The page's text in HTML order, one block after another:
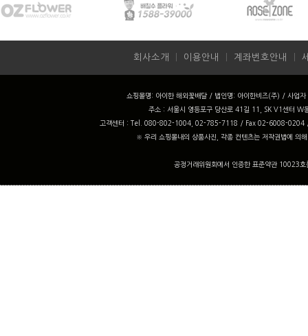
회사소개 이용안내 계좌번호안내
쇼핑몰명: 아이한 해외꽃배달 / 법인명: 아이한비즈(주) / 사업
주소 : 서울시 영등포구 당산로 41길 11, SK V1센터
고객센터 : Tel. 080-802-1004, 02-785-7118 / Fax 02-6008-0204
※ 우리 쇼핑몰내의 상품사진, 각종 컨텐츠는 저작권법에 의
공정거래위원회에서 인증한 표준약관 10023